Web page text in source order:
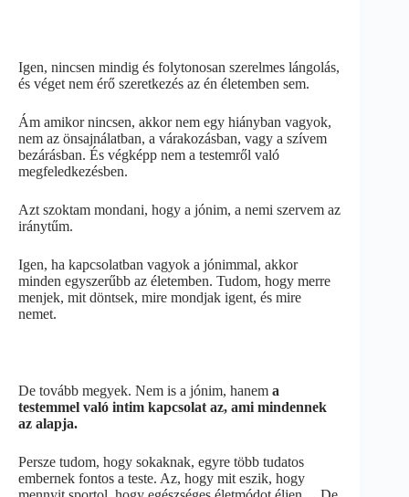
Igen, nincsen mindig és folytonosan szerelmes lángolás,
és véget nem érő szeretkezés az én életemben sem.
Ám amikor nincsen, akkor nem egy hiányban vagyok,
nem az önsajnálatban, a várakozásban, vagy a szívem
bezárásban. És végképp nem a testemről való
megfeledkezésben.
Azt szoktam mondani, hogy a jónim, a nemi szervem az
iránytűm.
Igen, ha kapcsolatban vagyok a jónimmal, akkor
minden egyszerűbb az életemben. Tudom, hogy merre
menjek, mit döntsek, mire mondjak igent, és mire
nemet.
De tovább megyek. Nem is a jónim, hanem a
testemmel való intim kapcsolat az, ami mindennek
az alapja.
Persze tudom, hogy sokaknak, egyre több tudatos
embernek fontos a teste. Az, hogy mit eszik, hogy